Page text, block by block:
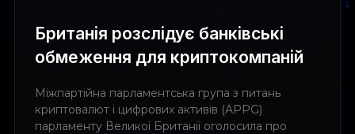
Британія розслідує банківські
обмеження для криптокомпаній
Міжпартійна парламентська група з питань
криптовалют і цифрових активів (APPG)
парламенту Великої Британії оголосила про